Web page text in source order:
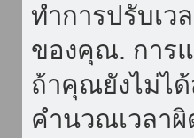
ทำการปรับเว
ของคุณ. การ
ถ้าคุณยังไม่ไ
คำนวณเวลาผิ